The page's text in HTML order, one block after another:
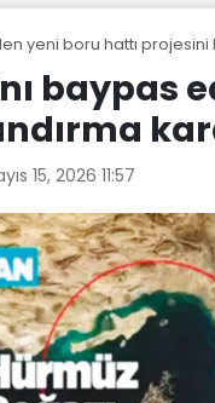
yeni boru hattı projesini
baypas
15, 2026 11:57